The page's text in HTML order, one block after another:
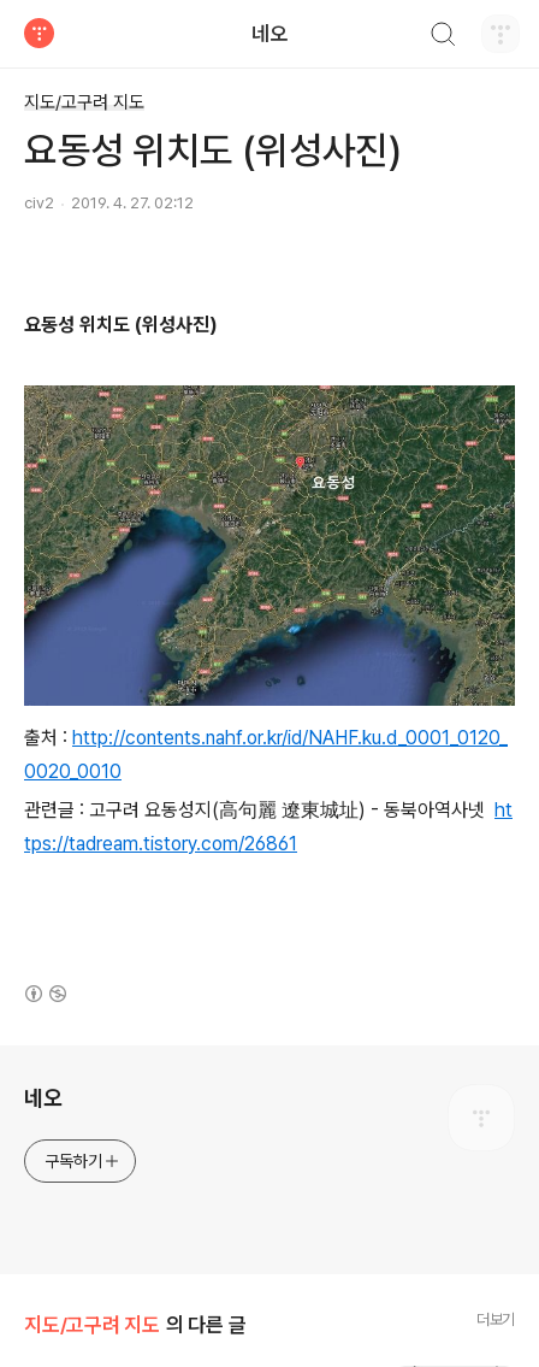
네오
지도/고구려 지도
요동성 위치도 (위성사진)
civ2 2019. 4. 27. 02:12
요동성 위치도 (위성사진)
출처 : http://contents.nahf.or.kr/id/NAHF.ku.d_0001_0120_
0020_0010
관련글 : 고구려 요동성지(高句麗 遼東城址) - 동북아역사넷 ht
tps://tadream.tistory.com/26861
네오
구독하기
지도/고구려 지도 의 다른 글 더보기